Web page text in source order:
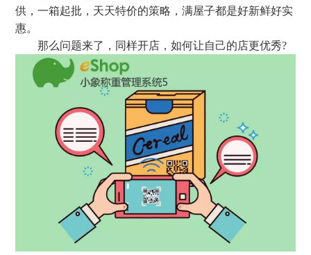
供，一箱起批，天天特价的策略，满屋子都是好新鲜好实
惠。
那么问题来了，同样开店，如何让自己的店更优秀?